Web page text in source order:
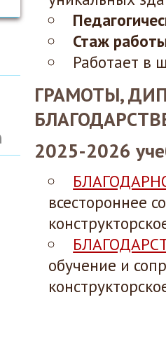
Стаж
Работает в
ГРАМОТЫ,
2025-2026
всестороннее со
обучение и со